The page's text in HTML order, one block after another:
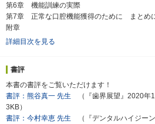
第6章 機能訓練の実際
第7章 正常な口腔機能獲得のために まとめ
附章
詳細目次を見る
書評
本書の書評をご覧いただけます！
書評：熊谷真一 先生 （『歯界展望』2020年
3KB）
書評：今村幸恵 先生 （『デンタルハイジー